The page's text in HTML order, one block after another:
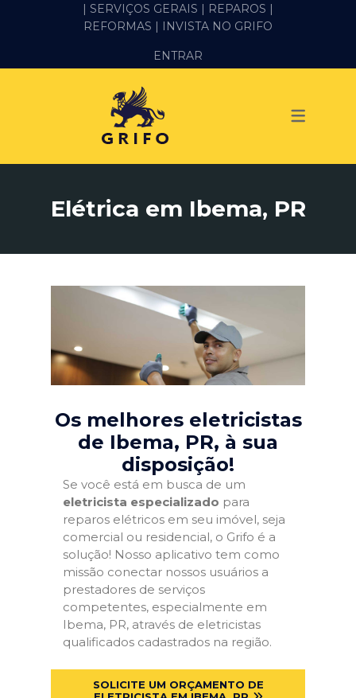
ALVENARIA E PEDREIRO
IMPERMEABILIZAÇÃO
REFORMA
| SERVIÇOS GERAIS | REPAROS |
REFORMAS | INVISTA NO GRIFO
ENTRAR
Elétrica em Ibema, PR
Os melhores eletricistas
de Ibema, PR, à sua
disposição!
Se você está em busca de um
eletricista especializado para
reparos elétricos em seu imóvel, seja
comercial ou residencial, o Grifo é a
solução! Nosso aplicativo tem como
missão conectar nossos usuários a
prestadores de serviços
competentes, especialmente em
Ibema, PR, através de eletricistas
qualificados cadastrados na região.
SOLICITE UM ORÇAMENTO DE